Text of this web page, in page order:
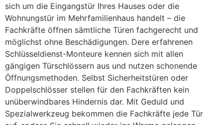
sich um die Eingangstür Ihres Hauses oder die
Wohnungstür im Mehrfamilienhaus handelt – die
Fachkräfte öffnen sämtliche Türen fachgerecht und
möglichst ohne Beschädigungen. Dere erfahrenen
Schlüsseldienst-Monteure kennen sich mit allen
gängigen Türschlössern aus und nutzen schonende
Öffnungsmethoden. Selbst Sicherheitstüren oder
Doppelschlösser stellen für den Fachkräften kein
unüberwindbares Hindernis dar. Mit Geduld und
Spezialwerkzeug bekommen die Fachkräfte jede Tür